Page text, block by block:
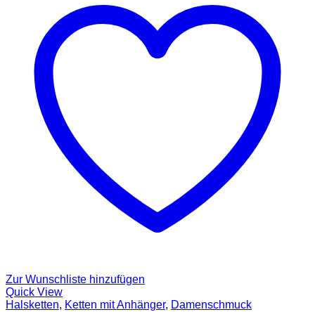
Zur Wunschliste hinzufügen
Quick View
Halsketten, Ketten mit Anhänger, Damenschmuck